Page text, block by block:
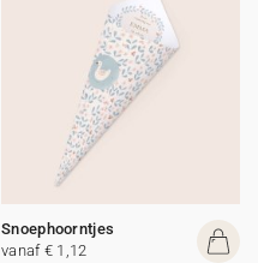
Snoephoorntjes
vanaf € 1,12